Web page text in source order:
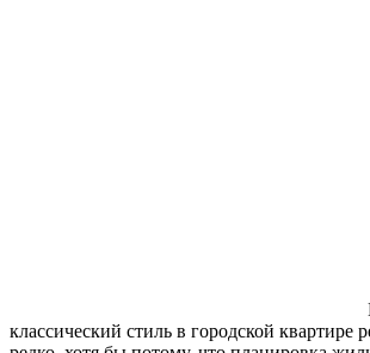
классический стиль в городской квартире